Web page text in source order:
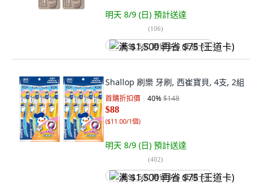
明天 8/9 (日) 預計送達
(106)
满 $1,500 再省 $75 (王道卡)
Shallop 刷樂 牙刷, 西崔寶貝, 4支, 2組
首購折扣價 40%$148
$88
($11.00/1個)
明天 8/9 (日) 預計送達
(402)
满 $1,500 再省 $75 (王道卡)